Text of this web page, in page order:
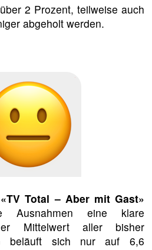
2 Prozent, teilweise auch
abgeholt werden.
«TV Total – Aber mit Gast»
Ausnahmen eine klare
Mittelwert aller bisher
beläuft sich nur auf 6,6